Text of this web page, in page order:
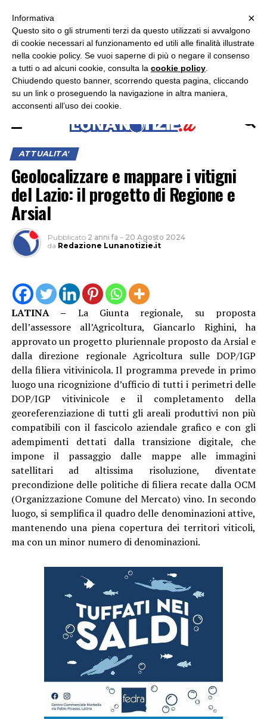
ASCOLTA RADIO LUNA
ATTUALITA'
Geolocalizzare e mappare i vitigni
del Lazio: il progetto di Regione e
Arsial
Pubblicato 2 anni fa – 20 Agosto 2024
da Redazione Lunanotizie.it
LATINA – La Giunta regionale, su proposta
dell’assessore all’Agricoltura, Giancarlo Righini, ha
approvato un progetto pluriennale proposto da Arsial e
dalla direzione regionale Agricoltura sulle DOP/IGP
della filiera vitivinicola. Il programma prevede in primo
luogo una ricognizione d’ufficio di tutti i perimetri delle
DOP/IGP vitivinicole e il completamento della
georeferenziazione di tutti gli areali produttivi non più
compatibili con il fascicolo aziendale grafico e con gli
adempimenti dettati dalla transizione digitale, che
impone il passaggio dalle mappe alle immagini
satellitari ad altissima risoluzione, diventate
precondizione delle politiche di filiera recate dalla OCM
(Organizzazione Comune del Mercato) vino. In secondo
luogo, si semplifica il quadro delle denominazioni attive,
mantenendo una piena copertura dei territori viticoli,
ma con un minor numero di denominazioni.
×
×
Informativa
Questo sito o gli strumenti terzi da questo utilizzati si avvalgono
di cookie necessari al funzionamento ed utili alle finalità illustrate
nella cookie policy. Se vuoi saperne di più o negare il consenso
a tutti o ad alcuni cookie, consulta la cookie policy
Chiudendo questo banner, scorrendo questa pagina, cliccando
su un link o proseguendo la navigazione in altra maniera,
acconsenti all’uso dei cookie.